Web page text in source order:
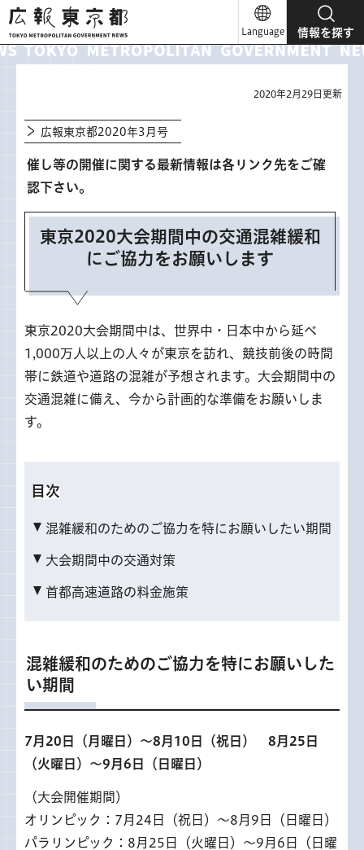
広報東京都
Language 情報を探す
2020年2月29日更新
広報東京都2020年3月号
催し等の開催に関する最新情報は各リンク先をご確
認下さい。
東京2020大会期間中の交通混雑緩和
にご協力をお願いします
東京2020大会期間中は、世界中・日本中から延べ
1,000万人以上の人々が東京を訪れ、競技前後の時間
帯に鉄道や道路の混雑が予想されます。大会期間中の
交通混雑に備え、今から計画的な準備をお願いしま
す。
目次
混雑緩和のためのご協力を特にお願いしたい期間
大会期間中の交通対策
首都高速道路の料金施策
混雑緩和のためのご協力を特にお願いした
い期間
7月20日（月曜日）～8月10日（祝日） 8月25日
（火曜日）～9月6日（日曜日）
（大会開催期間）
オリンピック：7月24日（祝日）～8月9日（日曜日）
パラリンピック：8月25日（火曜日）～9月6日（日曜